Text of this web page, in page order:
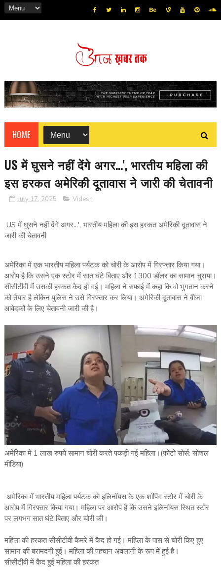
HOME
US में घुसने नहीं देंगे अगर...', भारतीय महिला की
इस हरकत अमेरिकी दूतावास ने जारी की चेतावनी
July 17, 2025 Videsh
US में घुसने नहीं देंगे अगर...', भारतीय महिला की इस हरकत अमेरिकी दूतावास ने
जारी की चेतावनी
अमेरिका में एक भारतीय महिला पर्यटक को चोरी के आरोप में गिरफ्तार किया गया।
आरोप है कि उसने एक स्टोर में सात घंटे बिताए और 1300 डॉलर का सामान चुराया।
सीसीटीवी में उसकी हरकत कैद हो गई। महिला ने सफाई में कहा कि वो भुगतान करने
को तैयार है लेकिन पुलिस ने उसे गिरफ्तार कर लिया। अमेरिकी दूतावास ने वीजा
आवेदकों के लिए चेतावनी जारी की है।
अमेरिका में 1 लाख रुपये सामान चोरी करते पकड़ी गई महिला।(फोटो सोर्स: सोशल
मीडिया)
अमेरिका में भारतीय महिला पर्यटक को इलिनॉयस के एक शॉपिंग स्टोर में चोरी के
आरोप में गिरफ्तार किया गया। महिला पर आरोप है कि उसने इलिनॉयस स्थित स्टोर
पर लगभग सात घंटे बिताए और चोरी की।
महिला की हरकत सीसीटीवी कैमरे में कैद हो गई। महिला के पास से चोरी किए हुए
सामान की बरामदगी हुई। महिला की पहचान अवलानी के रूप में हुई है।
सीसीटीवी में कैद हुई महिला की हरकत